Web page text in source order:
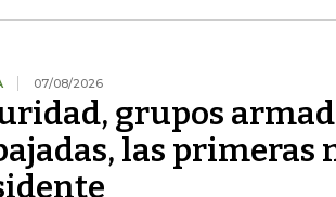
07/08/2026
grupos
las primeras